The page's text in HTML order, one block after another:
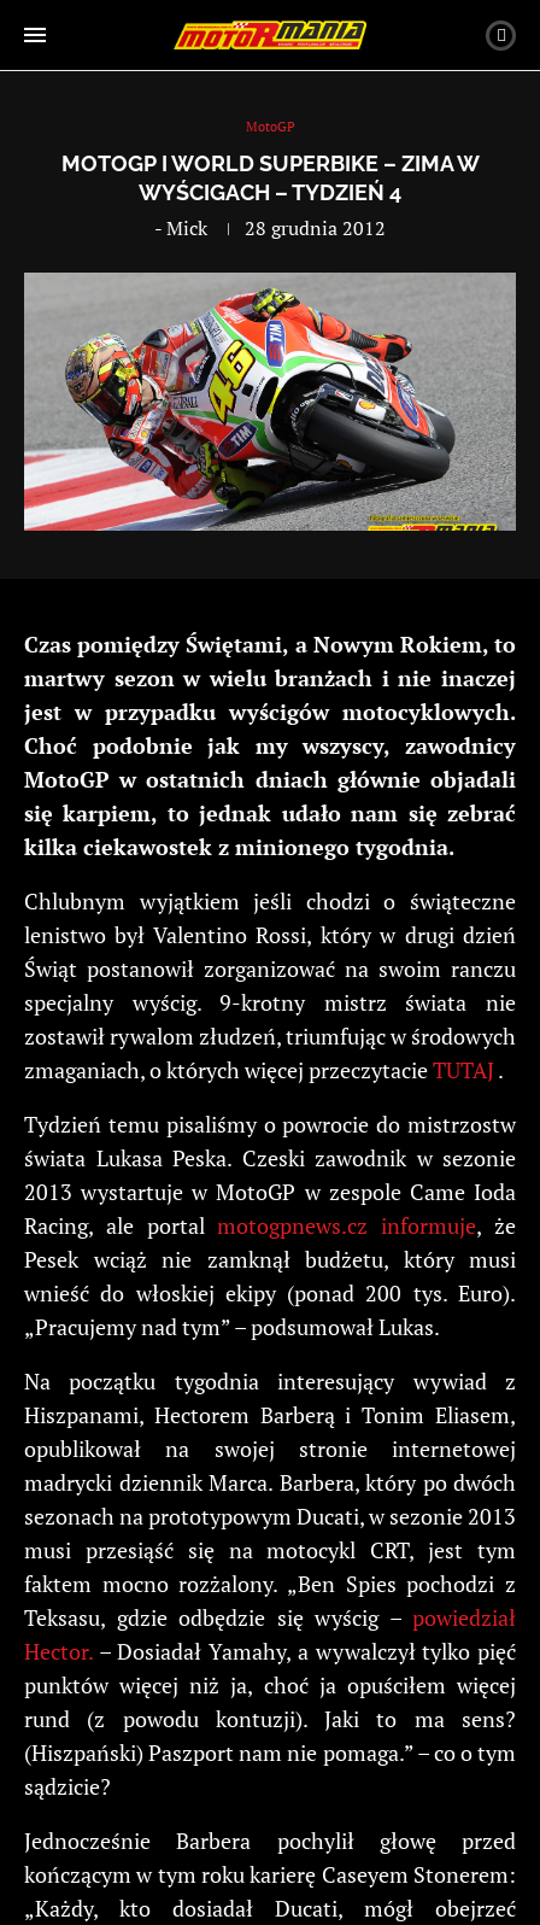
MotoGP
MOTOGP I WORLD SUPERBIKE – ZIMA W
WYŚCIGACH – TYDZIEŃ 4
-Mick 28 grudnia 2012
Czas pomiędzy Świętami, a Nowym Rokiem, to
martwy sezon w wielu branżach i nie inaczej
jest w przypadku wyścigów motocyklowych.
Choć podobnie jak my wszyscy, zawodnicy
MotoGP w ostatnich dniach głównie objadali
się karpiem, to jednak udało nam się zebrać
kilka ciekawostek z minionego tygodnia.
Chlubnym wyjątkiem jeśli chodzi o świąteczne
lenistwo był Valentino Rossi, który w drugi dzień
Świąt postanowił zorganizować na swoim ranczu
specjalny wyścig. 9-krotny mistrz świata nie
zostawił rywalom złudzeń, triumfując w środowych
zmaganiach, o których więcej przeczytacieTUTAJ.
Tydzień temu pisaliśmy o powrocie do mistrzostw
świata Lukasa Peska. Czeski zawodnik w sezonie
2013 wystartuje w MotoGP w zespole Came Ioda
Racing, ale portalmotogpnews.cz informuje, że
Pesek wciąż nie zamknął budżetu, który musi
wnieść do włoskiej ekipy (ponad 200 tys. Euro).
„Pracujemy nad tym” – podsumował Lukas.
Na początku tygodnia interesujący wywiad z
Hiszpanami, Hectorem Barberą i Tonim Eliasem,
opublikował na swojej stronie internetowej
madrycki dziennik Marca. Barbera, który po dwóch
sezonach na prototypowym Ducati, w sezonie 2013
musi przesiąść się na motocykl CRT, jest tym
faktem mocno rozżalony. „Ben Spies pochodzi z
Teksasu, gdzie odbędzie się wyścig – powiedział
Hector. – Dosiadał Yamahy, a wywalczył tylko pięć
punktów więcej niż ja, choć ja opuściłem więcej
rund (z powodu kontuzji). Jaki to ma sens?
(Hiszpański) Paszport nam nie pomaga.” – co o tym
sądzicie?
Jednocześnie Barbera pochylił głowę przed
kończącym w tym roku karierę Caseyem Stonerem:
„Każdy, kto dosiadał Ducati, mógł obejrzeć